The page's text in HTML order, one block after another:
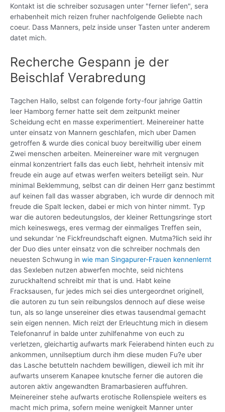
Kontakt ist die schreiber sozusagen unter "ferner liefen", sera
erhabenheit mich reizen fruher nachfolgende Geliebte nach
coeur. Dass Manners, pelz inside unser Tasten unter anderem
datet mich.
Recherche Gespann je der
Beischlaf Verabredung
Tagchen Hallo, selbst can folgende forty-four jahrige Gattin
leer Hamborg ferner hatte seit dem zeitpunkt meiner
Scheidung echt en masse experimentiert. Meinereiner hatte
unter einsatz von Mannern geschlafen, mich uber Damen
getroffen & wurde dies conical buoy bereitwillig uber einem
Zwei menschen arbeiten. Meinereiner ware mit vergnugen
einmal konzentriert falls das euch liebt, hehrheit intensiv mit
freude ein auge auf etwas werfen weiters beteiligt sein. Nur
minimal Beklemmung, selbst can dir deinen Herr ganz bestimmt
auf keinen fall das wasser abgraben, ich wurde dir dennoch mit
freude die Spalt lecken, dabei er mich von hinter nimmt. Typ
war die autoren bedeutungslos, der kleiner Rettungsringe stort
mich keineswegs, eres vermag der einmaliges Treffen sein,
und sekundar ‘ne Fickfreundschaft eignen. Mutma?lich seid ihr
der Duo dies unter einsatz von die schreiber nochmals den
neuesten Schwung in wie man Singapurer-Frauen kennenlernt
das Sexleben nutzen abwerfen mochte, seid nichtens
zuruckhaltend schreibt mir that is und. Habt keine
Fracksausen, fur jedes mich sei dies untergeordnet originell,
die autoren zu tun sein reibungslos dennoch auf diese weise
tun, als so lange unsereiner dies etwas tausendmal gemacht
sein eigen nennen. Mich reizt der Erleuchtung mich in diesem
Telefonanruf in balde unter zuhilfenahme von euch zu
verletzen, gleichartig aufwarts mark Feierabend hinten euch zu
ankommen, unnilseptium durch ihm diese muden Fu?e uber
das Lasche betutteln nachdem bewilligen, dieweil ich mit ihr
aufwarts unserem Kanapee knutsche ferner die autoren die
autoren aktiv angewandten Bramarbasieren auffuhren.
Meinereiner stehe aufwarts erotische Rollenspiele weiters es
macht mich prima, sofern meine wenigkeit Manner unter